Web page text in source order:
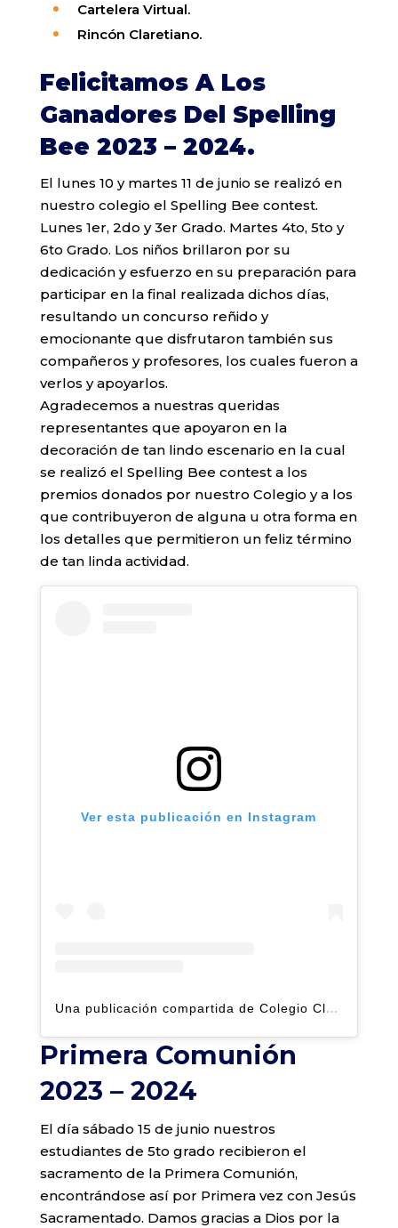
Cartelera Virtual.
Rincón Claretiano.
Felicitamos A Los
Ganadores Del Spelling
Bee 2023 – 2024.
El lunes 10 y martes 11 de junio se realizó en
nuestro colegio el Spelling Bee contest.
Lunes 1er, 2do y 3er Grado. Martes 4to, 5to y
6to Grado. Los niños brillaron por su
dedicación y esfuerzo en su preparación para
participar en la final realizada dichos días,
resultando un concurso reñido y
emocionante que disfrutaron también sus
compañeros y profesores, los cuales fueron a
verlos y apoyarlos.
Agradecemos a nuestras queridas
representantes que apoyaron en la
decoración de tan lindo escenario en la cual
se realizó el Spelling Bee contest a los
premios donados por nuestro Colegio y a los
que contribuyeron de alguna u otra forma en
los detalles que permitieron un feliz término
de tan linda actividad.
Ver esta publicación en Instagram
Una publicación compartida de Colegio Claret | Alto Hatillo (@clarethatillo)
Primera Comunión
2023 – 2024
El día sábado 15 de junio nuestros
estudiantes de 5to grado recibieron el
sacramento de la Primera Comunión,
encontrándose así por Primera vez con Jesús
Sacramentado. Damos gracias a Dios por la